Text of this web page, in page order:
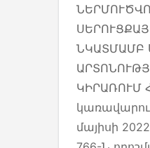
ՆԿԱՏՄԱՄԲ
ԿԻՐԱՌՈՒՄ
մայիսի